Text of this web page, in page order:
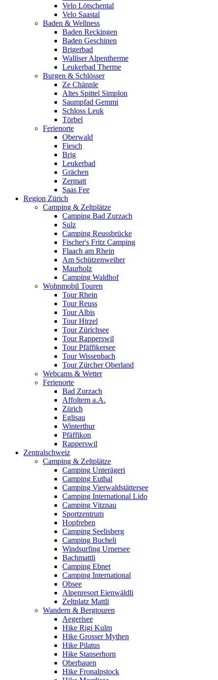
Velo Lötschental
Velo Saastal
Baden & Wellness
Baden Reckingen
Baden Geschinen
Brigerbad
Walliser Alpentherme
Leukerbad Therme
Burgen & Schlösser
Ze Chännle
Altes Spittel Simplon
Saumpfad Gemmi
Schloss Leuk
Törbel
Ferienorte
Oberwald
Fiesch
Brig
Leukerbad
Grächen
Zermatt
Saas Fee
Region Zürich
Camping & Zeltplätze
Camping Bad Zurzach
Sulz
Camping Reussbrücke
Fischer's Fritz Camping
Flaach am Rhein
Am Schützenweiher
Maurholz
Camping Waldhof
Wohnmobil Touren
Tour Rhein
Tour Reuss
Tour Albis
Tour Hirzel
Tour Zürichsee
Tour Rapperswil
Tour Pfäffikersee
Tour Wissenbach
Tour Zürcher Oberland
Webcams & Wetter
Ferienorte
Bad Zurzach
Affoltern a.A.
Zürich
Eglisau
Winterthur
Pfäffikon
Rapperswil
Zentralschweiz
Camping & Zeltplätze
Camping Unterägeri
Camping Euthal
Camping Vierwaldstättersee
Camping International Lido
Camping Vitznau
Sportzentrum
Hopfreben
Camping Seelisberg
Camping Bucheli
Windsurfing Urnersee
Bachmattli
Camping Ebnet
Camping International
Obsee
Alpenresort Eienwäldli
Zeltplatz Mattli
Wandern & Bergtouren
Aegerisee
Hike Rigi Kulm
Hike Grosser Mythen
Hike Pilatus
Hike Stanserhorn
Oberbauen
Hike Fronalpstock